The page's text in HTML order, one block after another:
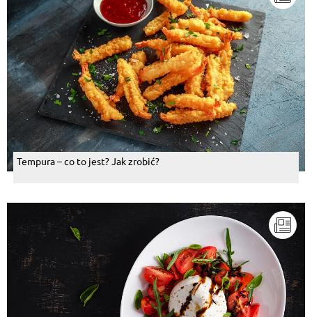
Tempura – co to jest? Jak zrobić?